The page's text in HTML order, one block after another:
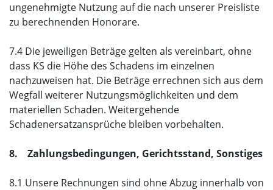
ungenehmigte Nutzung auf die nach unserer Preisliste
zu berechnenden Honorare.
7.4 Die jeweiligen Beträge gelten als vereinbart, ohne
dass KS die Höhe des Schadens im einzelnen
nachzuweisen hat. Die Beträge errechnen sich aus dem
Wegfall weiterer Nutzungsmöglichkeiten und dem
materiellen Schaden. Weitergehende
Schadenersatzansprüche bleiben vorbehalten.
8. Zahlungsbedingungen, Gerichtsstand, Sonstiges
8.1 Unsere Rechnungen sind ohne Abzug innerhalb von